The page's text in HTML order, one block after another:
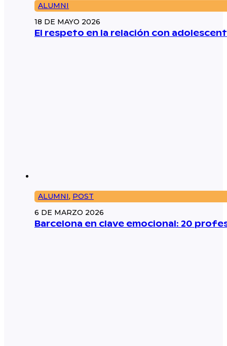
ALUMNI
18 DE MAYO 2026
El respeto en la relación con
ALUMNI, POST
6 DE MARZO 2026
Barcelona en clave emocional: 20